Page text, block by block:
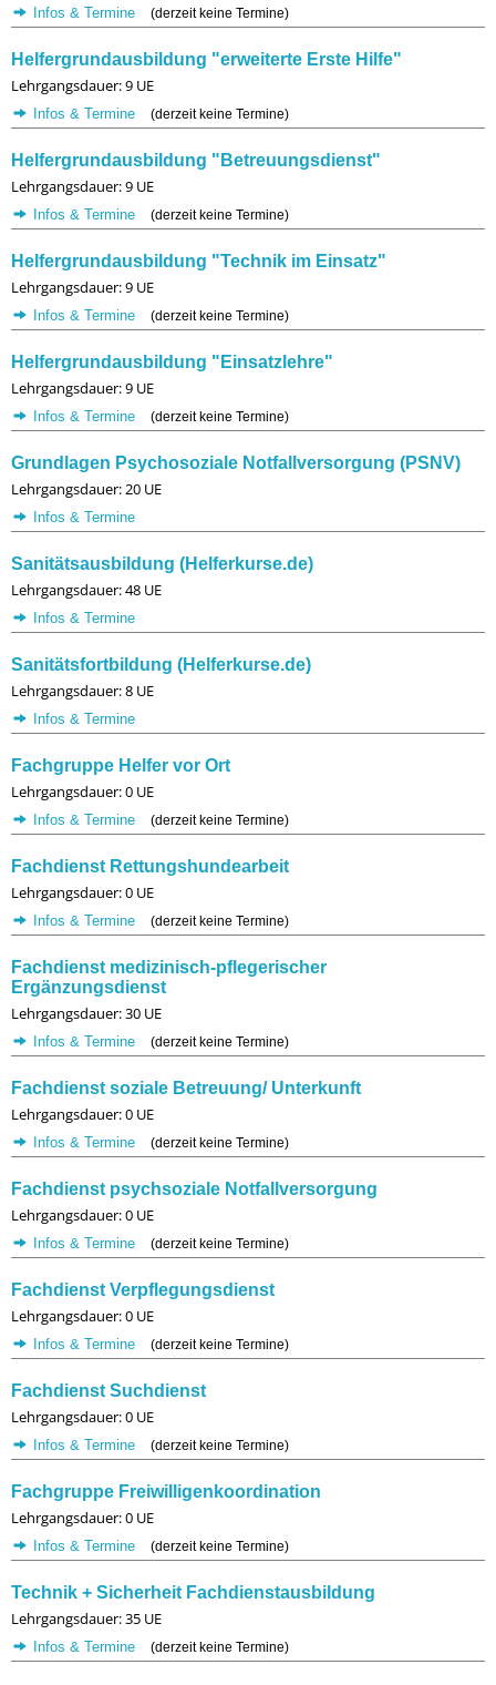
Infos & Termine (derzeit keine Termine)
Helfergrundausbildung "erweiterte Erste Hilfe"
Lehrgangsdauer: 9 UE
Infos & Termine (derzeit keine Termine)
Helfergrundausbildung "Betreuungsdienst"
Lehrgangsdauer: 9 UE
Infos & Termine (derzeit keine Termine)
Helfergrundausbildung "Technik im Einsatz"
Lehrgangsdauer: 9 UE
Infos & Termine (derzeit keine Termine)
Helfergrundausbildung "Einsatzlehre"
Lehrgangsdauer: 9 UE
Infos & Termine (derzeit keine Termine)
Grundlagen Psychosoziale Notfallversorgung (PSNV)
Lehrgangsdauer: 20 UE
Infos & Termine
Sanitätsausbildung (Helferkurse.de)
Lehrgangsdauer: 48 UE
Infos & Termine
Sanitätsfortbildung (Helferkurse.de)
Lehrgangsdauer: 8 UE
Infos & Termine
Fachgruppe Helfer vor Ort
Lehrgangsdauer: 0 UE
Infos & Termine (derzeit keine Termine)
Fachdienst Rettungshundearbeit
Lehrgangsdauer: 0 UE
Infos & Termine (derzeit keine Termine)
Fachdienst medizinisch-pflegerischer
Ergänzungsdienst
Lehrgangsdauer: 30 UE
Infos & Termine (derzeit keine Termine)
Fachdienst soziale Betreuung/ Unterkunft
Lehrgangsdauer: 0 UE
Infos & Termine (derzeit keine Termine)
Fachdienst psychsoziale Notfallversorgung
Lehrgangsdauer: 0 UE
Infos & Termine (derzeit keine Termine)
Fachdienst Verpflegungsdienst
Lehrgangsdauer: 0 UE
Infos & Termine (derzeit keine Termine)
Fachdienst Suchdienst
Lehrgangsdauer: 0 UE
Infos & Termine (derzeit keine Termine)
Fachgruppe Freiwilligenkoordination
Lehrgangsdauer: 0 UE
Infos & Termine (derzeit keine Termine)
Technik + Sicherheit Fachdienstausbildung
Lehrgangsdauer: 35 UE
Infos & Termine (derzeit keine Termine)